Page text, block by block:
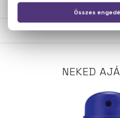
SZÁLLÍTÁS
NEKED